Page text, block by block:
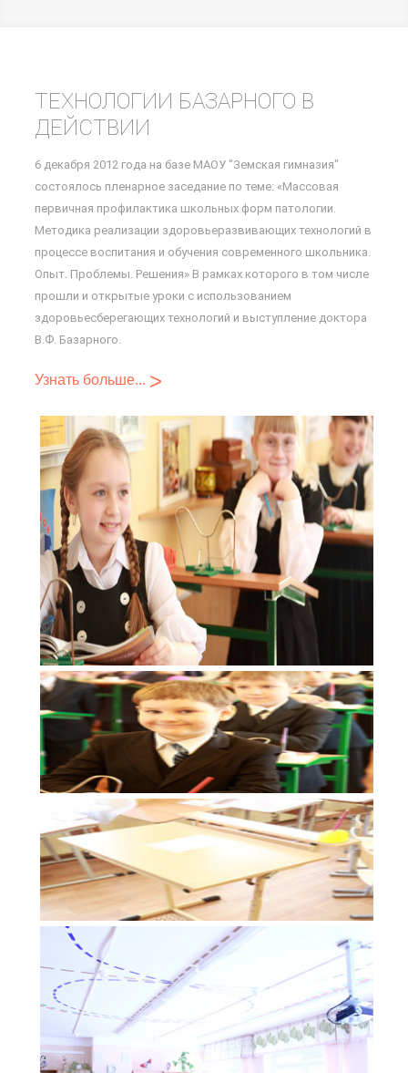
ТЕХНОЛОГИИ БАЗАРНОГО В
ДЕЙСТВИИ
6 декабря 2012 года на базе МАОУ "Земская гимназия"
состоялось пленарное заседание по теме: «Массовая
первичная профилактика школьных форм патологии.
Методика реализации здоровьеразвивающих технологий в
процессе воспитания и обучения современного школьника.
Опыт. Проблемы. Решения» В рамках которого в том числе
прошли и открытые уроки с использованием
здоровьесберегающих технологий и выступление доктора
В.Ф. Базарного.
Узнать больше... >